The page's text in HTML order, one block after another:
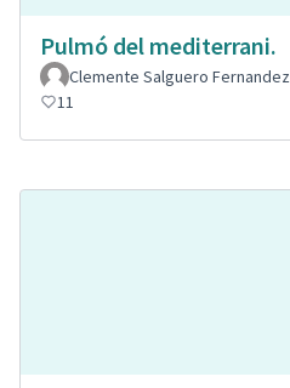
Pulmó del mediterrani.
Clemente Salguero Fernandez
11